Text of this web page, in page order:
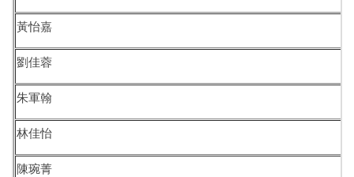
演講訊息
分醫所門禁管制
所長園地
相關規章
校友動態
黃怡嘉
劉佳蓉
朱軍翰
林佳怡
陳琬菁